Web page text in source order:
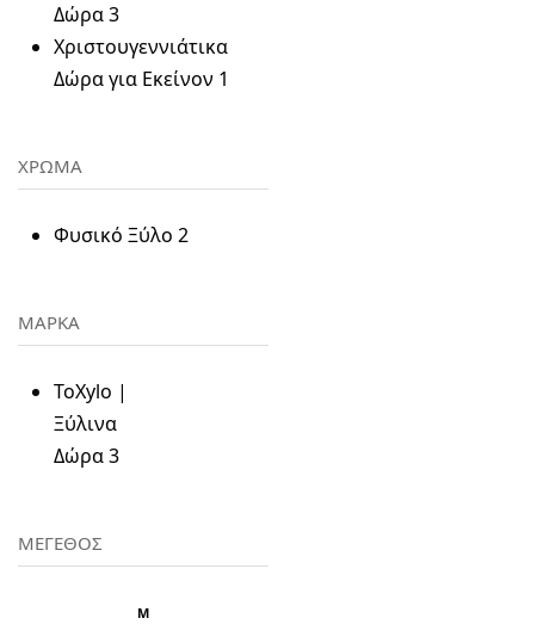
Δώρα3
Χριστουγεννιάτικα
Δώρα για Εκείνον 1
ΧΡΩΜΑ
Φυσικό Ξύλο 2
ΜΑΡΚΑ
ToXylo |
Ξύλινα
Δώρα3
ΜΕΓΕΘΟΣ
M